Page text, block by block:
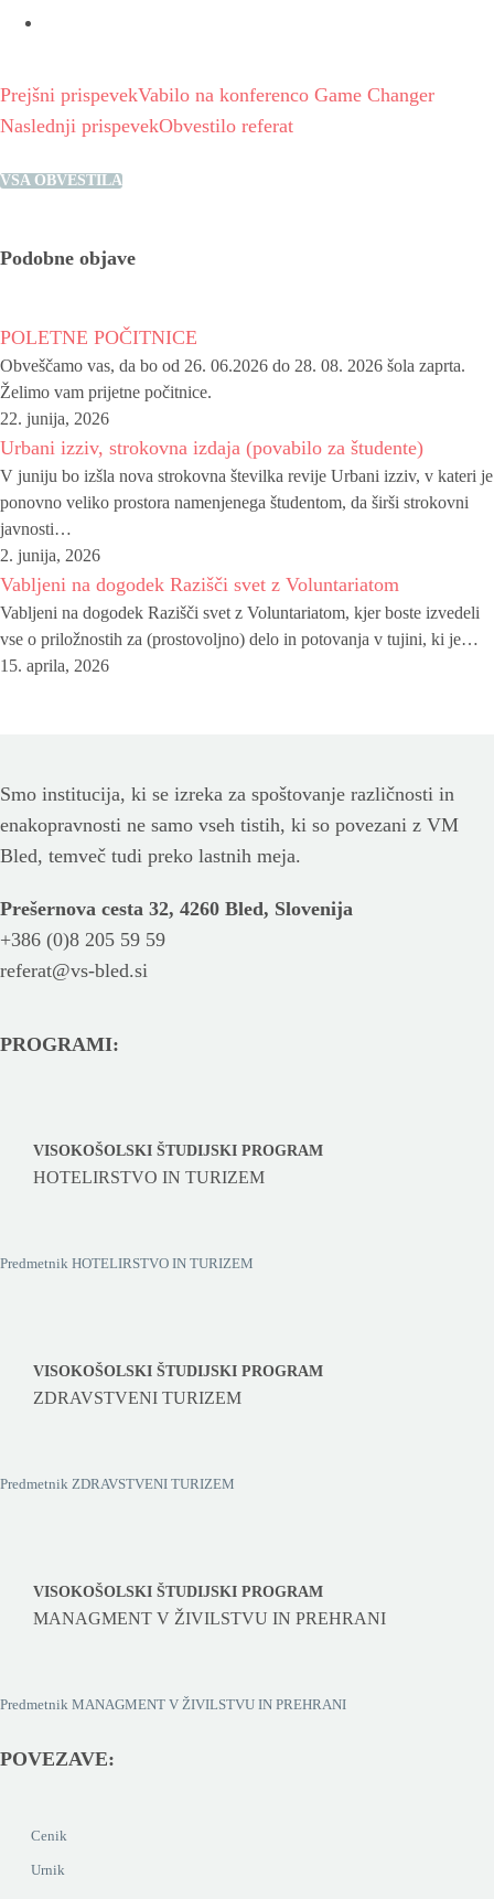
Prejšni prispevekVabilo na konferenco Game Changer
Naslednji prispevekObvestilo referat
VSA OBVESTILA
Podobne objave
POLETNE POČITNICE
Obveščamo vas, da bo od 26. 06.2026 do 28. 08. 2026 šola zaprta.
Želimo vam prijetne počitnice.
22. junija, 2026
Urbani izziv, strokovna izdaja (povabilo za študente)
V juniju bo izšla nova strokovna številka revije Urbani izziv, v kateri je
ponovno veliko prostora namenjenega študentom, da širši strokovni
javnosti…
2. junija, 2026
Vabljeni na dogodek Razišči svet z Voluntariatom
Vabljeni na dogodek Razišči svet z Voluntariatom, kjer boste izvedeli
vse o priložnostih za (prostovoljno) delo in potovanja v tujini, ki je…
15. aprila, 2026
Smo institucija, ki se izreka za spoštovanje različnosti in
enakopravnosti ne samo vseh tistih, ki so povezani z VM
Bled, temveč tudi preko lastnih meja.
Prešernova cesta 32, 4260 Bled, Slovenija
+386 (0)8 205 59 59
referat@vs-bled.si
PROGRAMI:
VISOKOŠOLSKI ŠTUDIJSKI PROGRAM
HOTELIRSTVO IN TURIZEM
Predmetnik HOTELIRSTVO IN TURIZEM
VISOKOŠOLSKI ŠTUDIJSKI PROGRAM
ZDRAVSTVENI TURIZEM
Predmetnik ZDRAVSTVENI TURIZEM
VISOKOŠOLSKI ŠTUDIJSKI PROGRAM
MANAGMENT V ŽIVILSTVU IN PREHRANI
Predmetnik MANAGMENT V ŽIVILSTVU IN PREHRANI
POVEZAVE:
Cenik
Urnik